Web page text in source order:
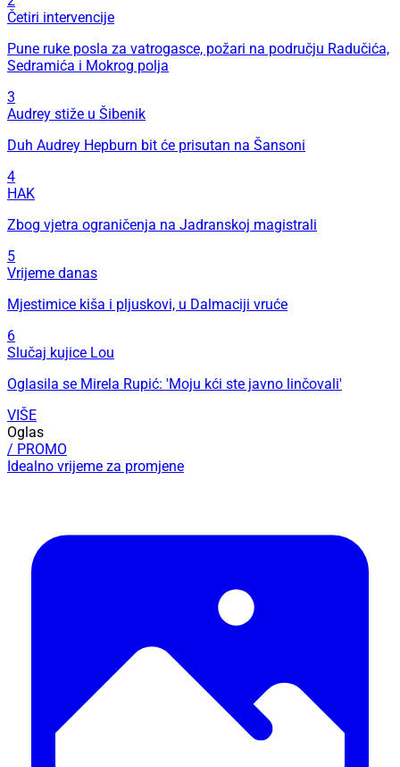
Četiri intervencije
Pune ruke posla za vatrogasce, požari na području Radučića,
Sedramića i Mokrog polja
3
Audrey stiže u Šibenik
Duh Audrey Hepburn bit će prisutan na Šansoni
4
HAK
Zbog vjetra ograničenja na Jadranskoj magistrali
5
Vrijeme danas
Mjestimice kiša i pljuskovi, u Dalmaciji vruće
6
Slučaj kujice Lou
Oglasila se Mirela Rupić: 'Moju kći ste javno linčovali'
VIŠE
Oglas
/ PROMO
Idealno vrijeme za promjene